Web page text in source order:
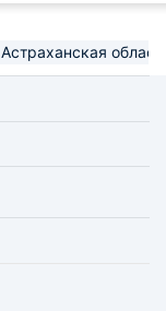
Астраханская